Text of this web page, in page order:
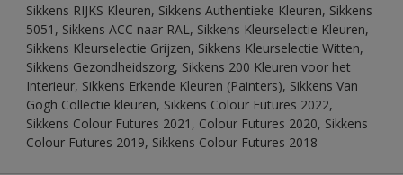
Sikkens RIJKS Kleuren, Sikkens Authentieke Kleuren, Sikkens
5051, Sikkens ACC naar RAL, Sikkens Kleurselectie Kleuren,
Sikkens Kleurselectie Grijzen, Sikkens Kleurselectie Witten,
Sikkens Gezondheidszorg, Sikkens 200 Kleuren voor het
Interieur, Sikkens Erkende Kleuren (Painters), Sikkens Van
Gogh Collectie kleuren, Sikkens Colour Futures 2022,
Sikkens Colour Futures 2021, Colour Futures 2020, Sikkens
Colour Futures 2019, Sikkens Colour Futures 2018